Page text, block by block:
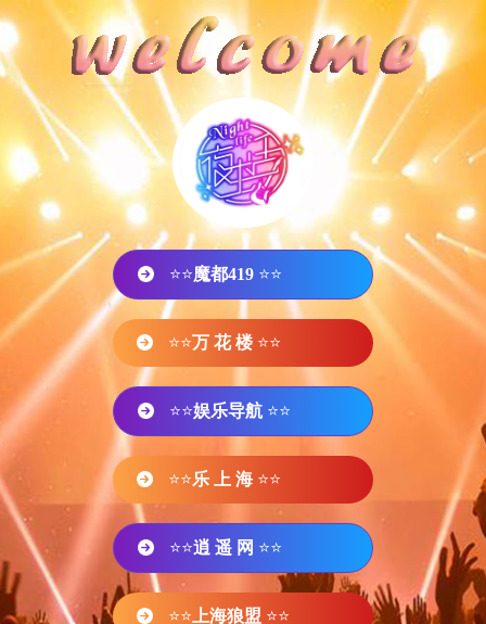
⭐⭐魔都419 ⭐⭐
⭐⭐万 花 楼 ⭐⭐
⭐⭐娱乐导航 ⭐⭐
⭐⭐乐 上 海 ⭐⭐
⭐⭐逍 遥 网 ⭐⭐
⭐⭐ 上海狼盟 ⭐⭐